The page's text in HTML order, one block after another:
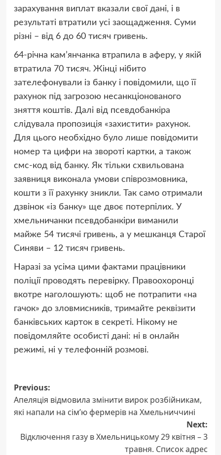
зарахування виплат вказали свої дані, і в
результаті втратили усі заощадження. Суми
різні – від 6 до 60 тисяч гривень.
64-річна кам’янчанка втрапила в аферу, у якій
втратила 70 тисяч. Жінці нібито
зателефонували із банку і повідомили, що її
рахунок під загрозою несанкціонованого
зняття коштів. Далі від псевдобанкіра
слідувала пропозиція «захистити» рахунок.
Для цього необхідно було лише повідомити
номер та цифри на звороті картки, а також
смс-код від банку. Як тільки схвильована
заявниця виконала умови співрозмовника,
кошти з її рахунку зникли. Так само отримали
дзвінок «із банку» ще двоє потерпілих. У
хмельничанки псевдобанкіри виманили
майже 54 тисячі гривень, а у мешканця Старої
Синяви – 12 тисяч гривень.
Наразі за усіма цими фактами працівники
поліції проводять перевірку. Правоохоронці
вкотре наголошують: щоб не потрапити «на
гачок» до зловмисників, тримайте реквізити
банківських карток в секреті. Нікому не
повідомляйте особисті дані: ні в онлайн
режимі, ні у телефонній розмові.
Post
navigation
Previous:
Апеляція відмовила змінити вирок розбійникам,
які напали на сім’ю фермерів на Хмельниччині
Next:
Відключення газу в Хмельницькому 29 квітня – 3
травня. Список адрес